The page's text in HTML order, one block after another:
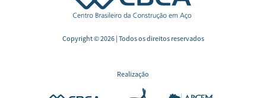
Copyright © 2026 | Todos os direitos reservados
Realização